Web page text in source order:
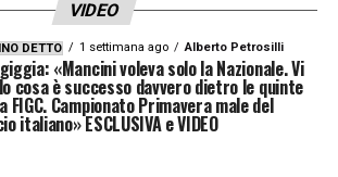
VIDEO
DETTO 1 settimana ago Alberto Petrosilli
«Mancini voleva solo la Nazionale. Vi
cosa è successo davvero dietro le quinte
FIGC. Campionato Primavera male del
italiano» ESCLUSIVA e VIDEO